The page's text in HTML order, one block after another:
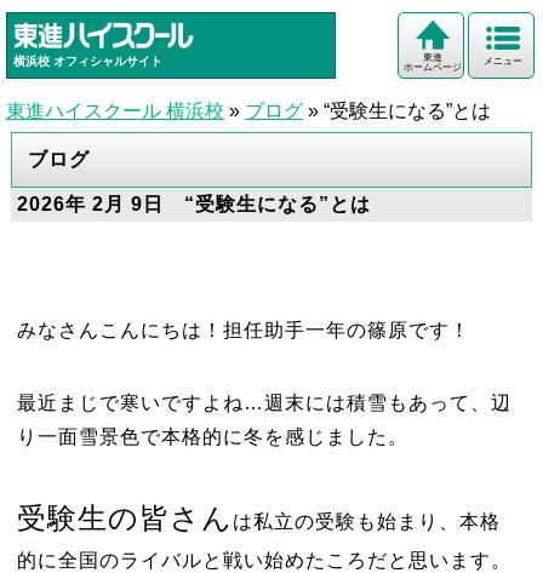
横浜校 オフィシャルサイト メニュー
東進
ホームページ
東進ハイスクール 横浜校 » ブログ » “受験生になる”とは
ブログ
2026年 2月 9日 “受験生になる”とは
みなさんこんにちは！担任助手一年の篠原です！
最近まじで寒いですよね…週末には積雪もあって、辺
り一面雪景色で本格的に冬を感じました。
受験生の皆さん は私立の受験も始まり、本格
的に全国のライバルと戦い始めたころだと思います。